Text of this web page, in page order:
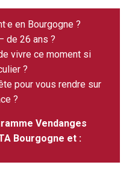
en Bourgogne ?
de 26 ans ?
vivre ce moment si
?
pour vous rendre sur
?
Vendanges
Bourgogne et :